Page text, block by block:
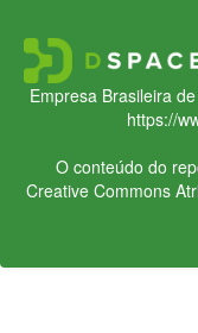
Empresa Brasileira
https://
O conteúdo do
Creative Commons